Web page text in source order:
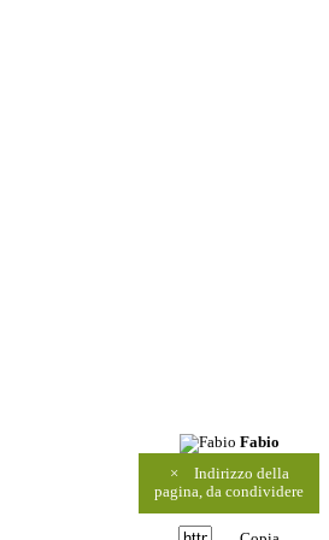
Fabio
×
Indirizzo della
pagina, da condividere